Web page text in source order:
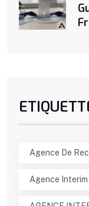
Agence De
Agence